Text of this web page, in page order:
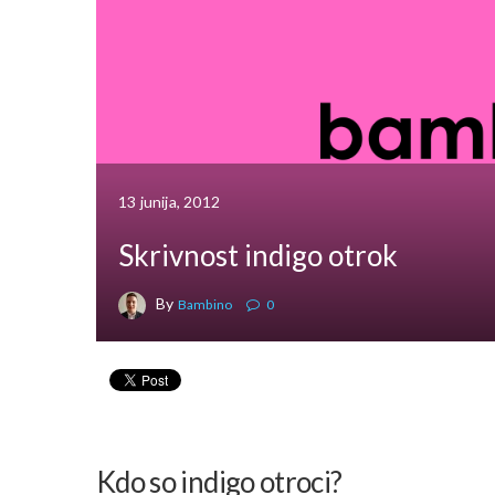
13 junija, 2012
Skrivnost indigo otrok
By Bambino 0
Kdo so indigo otroci?